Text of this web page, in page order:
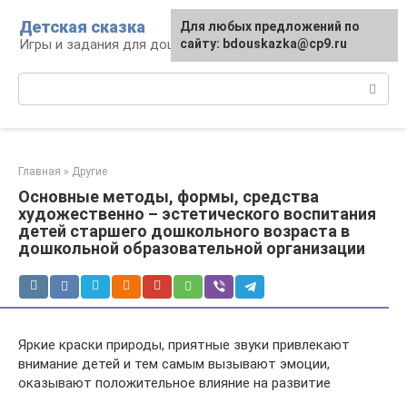
контенту
Детская сказка
Игры и задания для дошкольников
Главная » Другие
Основные методы, формы, средства
художественно – эстетического воспитания
детей старшего дошкольного возраста в
дошкольной образовательной организации
Яркие краски природы, приятные звуки привлекают
внимание детей и тем самым вызывают эмоции,
оказывают положительное влияние на развитие
Для любых предложений по
сайту: bdouskazka@cp9.ru